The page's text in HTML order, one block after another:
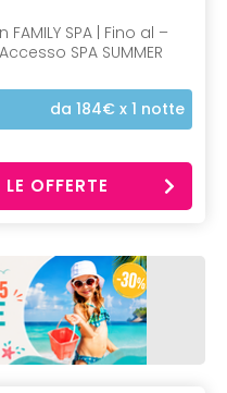
SPA | Fino al –
SPA SUMMER
da 184€ x 1 notte
OFFERTE